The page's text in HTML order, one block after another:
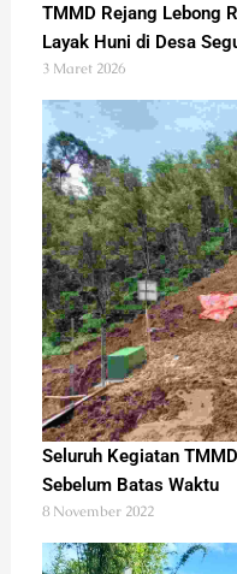
TMMD Rejang Lebong
Layak Huni di Desa
3 Maret 2026
Seluruh Kegiatan
Sebelum Batas Waktu
8 November 2022